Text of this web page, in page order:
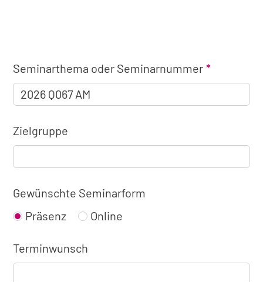
Angaben
zum
Seminar
Seminarthema oder Seminarnummer
Zielgruppe
Gewünschte Seminarform
Präsenz
Online
Terminwunsch